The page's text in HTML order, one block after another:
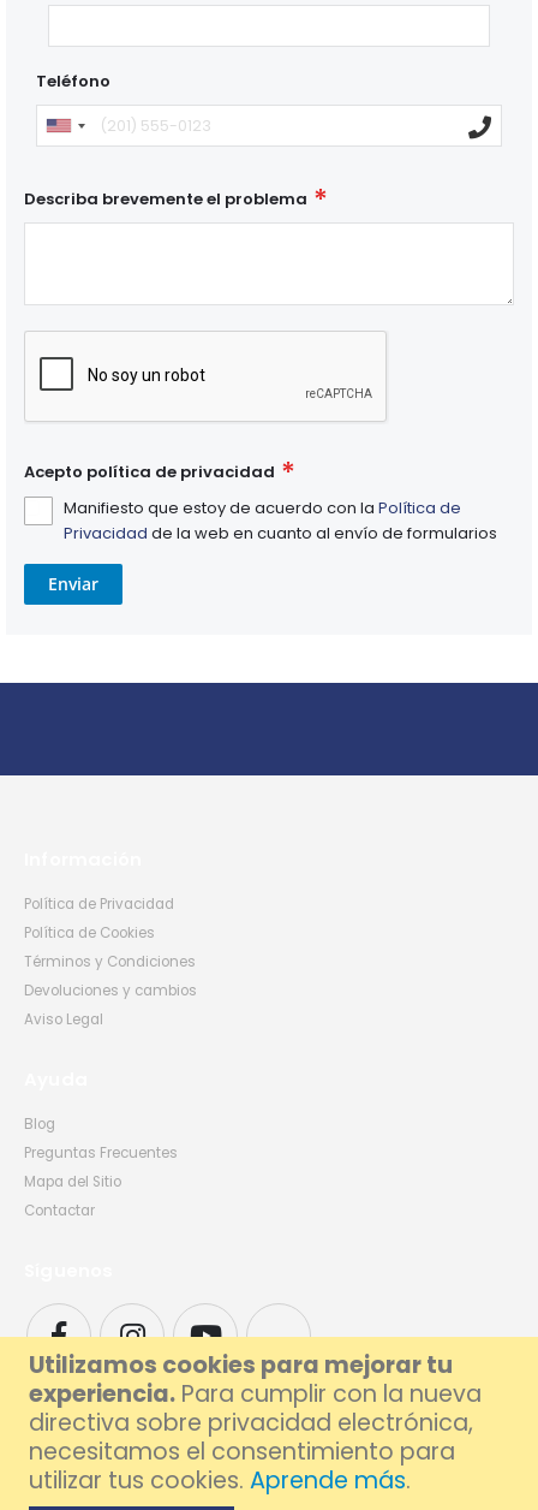
Utilizamos cookies para mejorar tu
experiencia. Para cumplir con la nueva
directiva sobre privacidad electrónica,
necesitamos el consentimiento para
utilizar tus cookies. Aprende más.
Teléfono
Describa brevemente el problema
Acepto política de privacidad
Manifiesto que estoy de acuerdo con la Política de
Privacidad de la web en cuanto al envío de formularios
Enviar
Política de Privacidad
Política de Cookies
Términos y Condiciones
Devoluciones y cambios
Aviso Legal
Blog
Preguntas Frecuentes
Mapa del Sitio
Contactar
© 2026 Foxlive - Especialistas en Reparación de Móviles y Ordenadores en